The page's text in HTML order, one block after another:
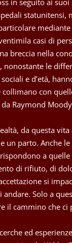
statunitensi,
mediante
casi di
breccia nella
nonostante le
e d’età,
collimano con
Raymond
da questa
un parto. Anche
a quelle
di rifiuto, di
si
andare. Solo a
il cammino che ci
ed